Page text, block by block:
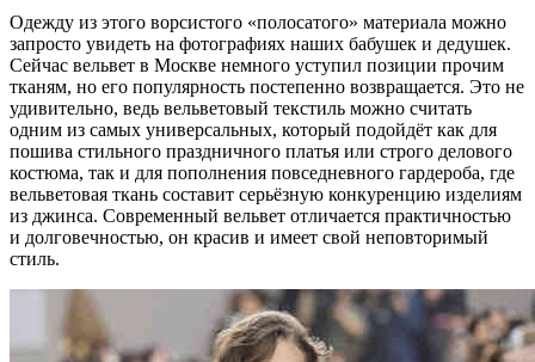
Одежду из этого ворсистого «полосатого» материала можно
запросто увидеть на фотографиях наших бабушек и дедушек.
Сейчас вельвет в Москве немного уступил позиции прочим
тканям, но его популярность постепенно возвращается. Это не
удивительно, ведь вельветовый текстиль можно считать
одним из самых универсальных, который подойдёт как для
пошива стильного праздничного платья или строго делового
костюма, так и для пополнения повседневного гардероба, где
вельветовая ткань составит серьёзную конкуренцию изделиям
из джинса. Современный вельвет отличается практичностью
и долговечностью, он красив и имеет свой неповторимый
стиль.